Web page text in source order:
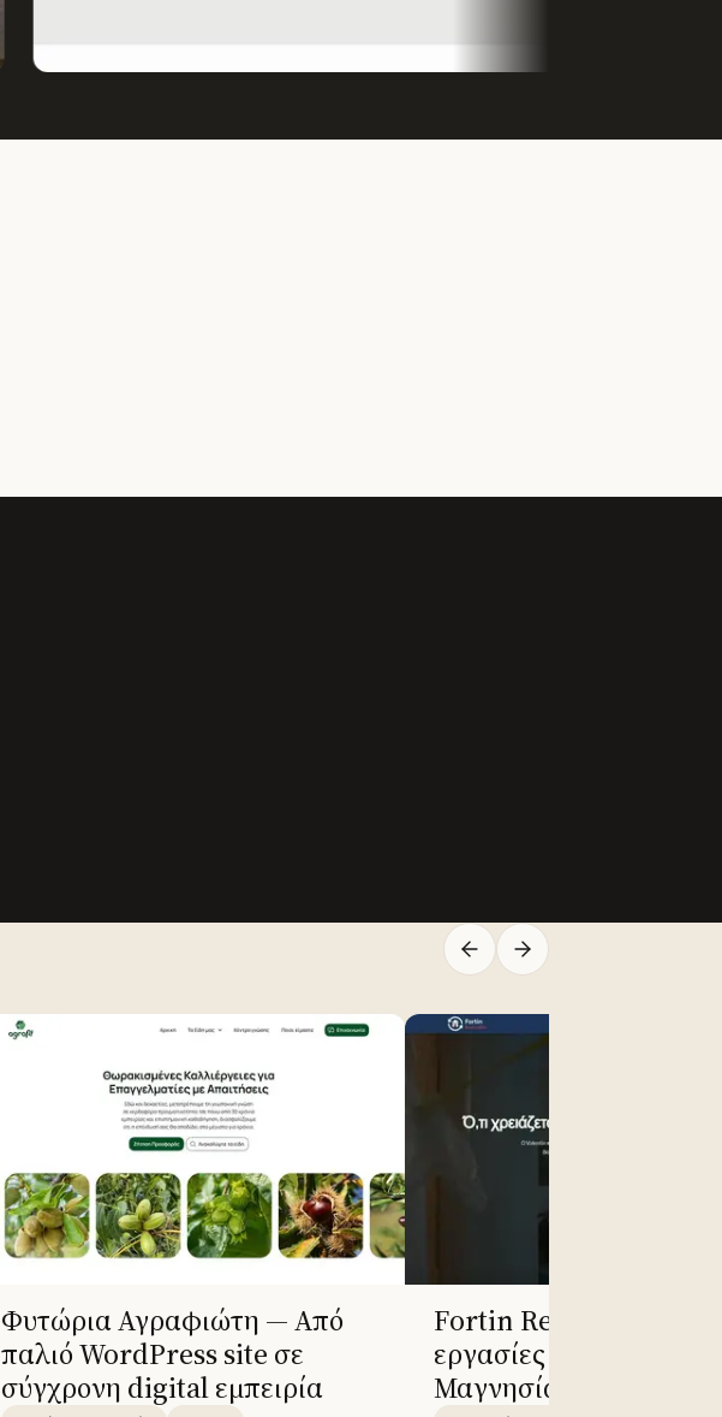
Φυτώρια Αγραφιώτη — Από
παλιό WordPress site σε
σύγχρονη digital εμπειρία
Fortin Renovation —
εργασίες
Μαγνησία